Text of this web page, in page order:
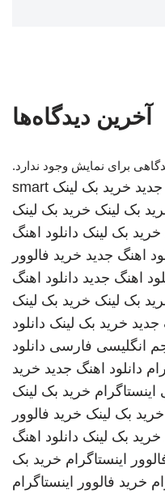
آخرین دیدگاه‌ها
برای نمایش وجود ندارد.
جدید خرید بک لینک smart
بک لینک خرید بک لینک
خرید بک لینک دانلود اهنگ
اهنگ جدید خرید فالوور
اهنگ جدید دانلود اهنگ
بک لینک خرید بک لینک
جدید خرید بک لینک دانلود
انگلیسی فارسی دانلود
دانلود اهنگ جدید خرید
اینستاگرام خرید بک لینک
خرید بک لینک خرید فالوور
خرید بک لینک دانلود اهنگ
اینستاگرام خرید بک
خرید فالوور اینستاگرام